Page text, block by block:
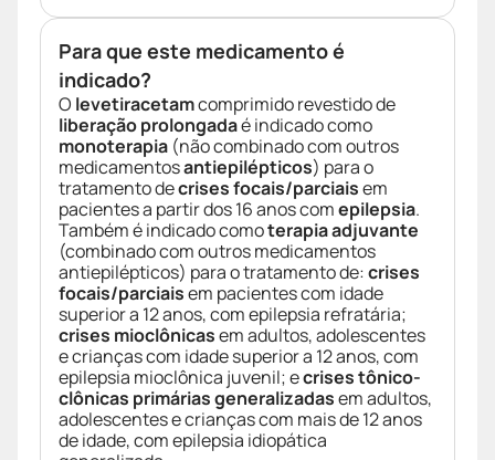
Para que este medicamento é
indicado?
O levetiracetamcomprimido revestido de
liberação prolongadaé indicado como
monoterapia (não combinado com outros
medicamentosantiepilépticos) para o
tratamento decrises focais/parciaisem
pacientes a partir dos 16 anos comepilepsia.
Também é indicado comoterapia adjuvante
(combinado com outros medicamentos
antiepilépticos) para o tratamento de:crises
focais/parciaisem pacientes com idade
superior a 12 anos, com epilepsia refratária;
crises mioclônicasem adultos, adolescentes
e crianças com idade superior a 12 anos, com
epilepsia mioclônica juvenil; ecrises tônico-
clônicas primárias generalizadasem adultos,
adolescentes e crianças com mais de 12 anos
de idade, com epilepsia idiopática